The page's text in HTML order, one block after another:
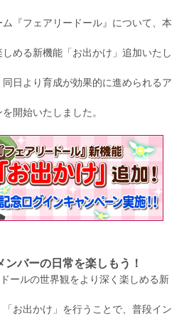
『フェアリードール』について、本
める新機能「お出かけ」追加いたし
日より育成が効果的に進められるア
開始いたしました。
バーの日常を楽しもう！
ールの世界観をより深く楽しめる新
お出かけ」を行うことで、普段イン